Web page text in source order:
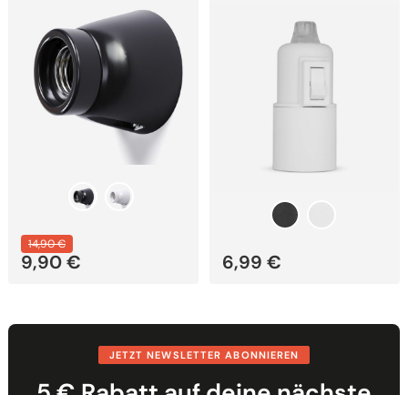
14,90€
9,90€
Produktseite
gewählt
werden
6,99 €
JETZT NEWSLETTER ABONNIEREN